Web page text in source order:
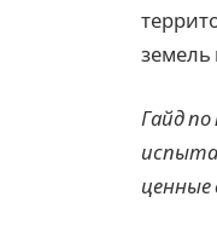
земель
Гайд
ценные